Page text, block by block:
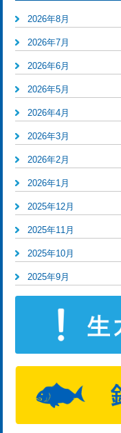
2026年8月
2026年7月
2026年6月
2026年5月
2026年4月
2026年3月
2026年2月
2026年1月
2025年12月
2025年11月
2025年10月
2025年9月